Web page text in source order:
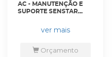
AC - MANUTENÇÃO E
SUPORTE SENSTAR
ANOS. - S8MS4040-001 -
SENSTARver mais
Orçamento